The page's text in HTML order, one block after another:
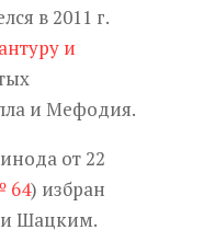
в 2011 г.
и
и Мефодия.
от 22
64) избран
Шацким.